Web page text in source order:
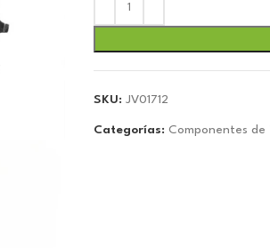
SKU: JV01712
Categorías: Componentes de